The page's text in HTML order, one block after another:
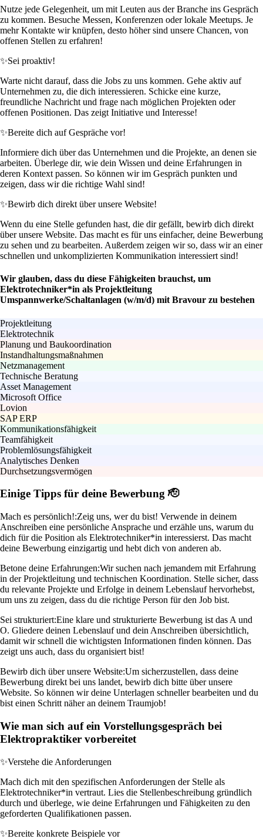
Nutze jede Gelegenheit, um mit Leuten aus der Branche ins Gespräch
zu kommen. Besuche Messen, Konferenzen oder lokale Meetups. Je
mehr Kontakte wir knüpfen, desto höher sind unsere Chancen, von
offenen Stellen zu erfahren!
✨Sei proaktiv!
Warte nicht darauf, dass die Jobs zu uns kommen. Gehe aktiv auf
Unternehmen zu, die dich interessieren. Schicke eine kurze,
freundliche Nachricht und frage nach möglichen Projekten oder
offenen Positionen. Das zeigt Initiative und Interesse!
✨Bereite dich auf Gespräche vor!
Informiere dich über das Unternehmen und die Projekte, an denen sie
arbeiten. Überlege dir, wie dein Wissen und deine Erfahrungen in
deren Kontext passen. So können wir im Gespräch punkten und
zeigen, dass wir die richtige Wahl sind!
✨Bewirb dich direkt über unsere Website!
Wenn du eine Stelle gefunden hast, die dir gefällt, bewirb dich direkt
über unsere Website. Das macht es für uns einfacher, deine Bewerbung
zu sehen und zu bearbeiten. Außerdem zeigen wir so, dass wir an einer
schnellen und unkomplizierten Kommunikation interessiert sind!
Wir glauben, dass du diese Fähigkeiten brauchst, um
Elektrotechniker*in als Projektleitung
Umspannwerke/Schaltanlagen (w/m/d) mit Bravour zu bestehen
Projektleitung
Elektrotechnik
Planung und Baukoordination
Instandhaltungsmaßnahmen
Netzmanagement
Technische Beratung
Asset Management
Microsoft Office
Lovion
SAP ERP
Kommunikationsfähigkeit
Teamfähigkeit
Problemlösungsfähigkeit
Analytisches Denken
Durchsetzungsvermögen
Einige Tipps für deine Bewerbung 🫡
Mach es persönlich!:Zeig uns, wer du bist! Verwende in deinem
Anschreiben eine persönliche Ansprache und erzähle uns, warum du
dich für die Position als Elektrotechniker*in interessierst. Das macht
deine Bewerbung einzigartig und hebt dich von anderen ab.
Betone deine Erfahrungen:Wir suchen nach jemandem mit Erfahrung
in der Projektleitung und technischen Koordination. Stelle sicher, dass
du relevante Projekte und Erfolge in deinem Lebenslauf hervorhebst,
um uns zu zeigen, dass du die richtige Person für den Job bist.
Sei strukturiert:Eine klare und strukturierte Bewerbung ist das A und
O. Gliedere deinen Lebenslauf und dein Anschreiben übersichtlich,
damit wir schnell die wichtigsten Informationen finden können. Das
zeigt uns auch, dass du organisiert bist!
Bewirb dich über unsere Website:Um sicherzustellen, dass deine
Bewerbung direkt bei uns landet, bewirb dich bitte über unsere
Website. So können wir deine Unterlagen schneller bearbeiten und du
bist einen Schritt näher an deinem Traumjob!
Wie man sich auf ein Vorstellungsgespräch bei
Elektropraktiker vorbereitet
✨Verstehe die Anforderungen
Mach dich mit den spezifischen Anforderungen der Stelle als
Elektrotechniker*in vertraut. Lies die Stellenbeschreibung gründlich
durch und überlege, wie deine Erfahrungen und Fähigkeiten zu den
geforderten Qualifikationen passen.
✨Bereite konkrete Beispiele vor